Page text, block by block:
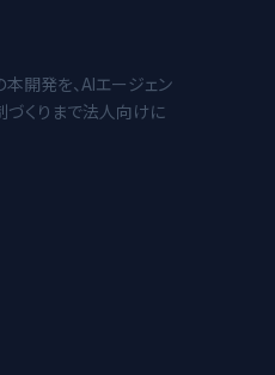
本開発を、AIエージェン
づくりまで法人向けに